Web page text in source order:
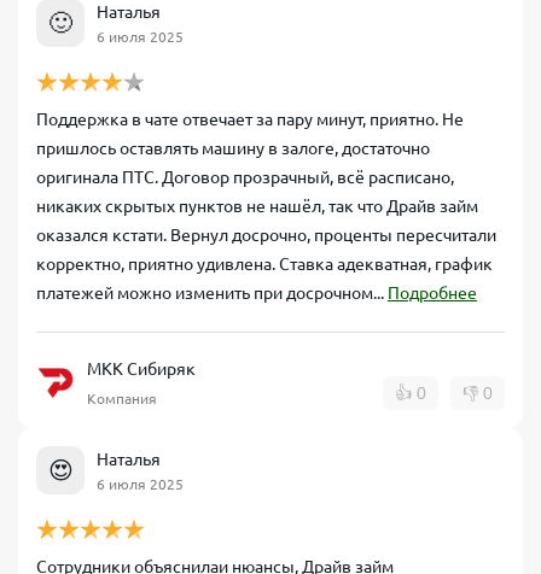
🙂 Наталья
6 июля 2025
Поддержка в чате отвечает за пару минут, приятно. Не
пришлось оставлять машину в залоге, достаточно
оригинала ПТС. Договор прозрачный, всё расписано,
никаких скрытых пунктов не нашёл, так что Драйв займ
оказался кстати. Вернул досрочно, проценты пересчитали
корректно, приятно удивлена. Ставка адекватная, график
платежей можно изменить при досрочном... Подробнее
МКК Сибиряк
Компания 👍 0 👎 0
😍 Наталья
6 июля 2025
Сотрудники объяснилаи нюансы, Драйв займ